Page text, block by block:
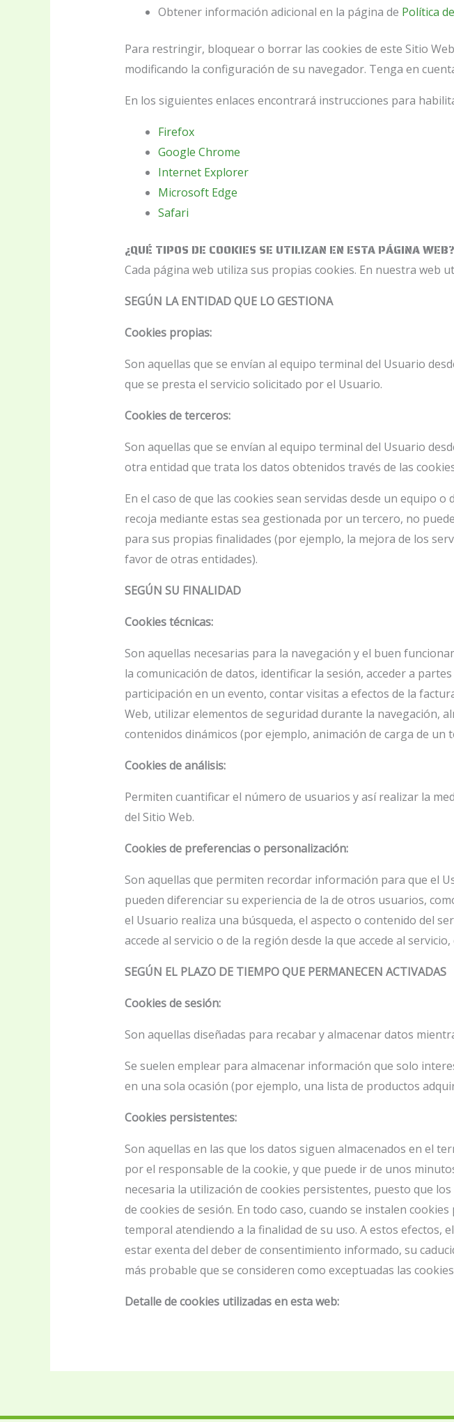
Obtener información adicional en la página de Política
Para restringir, bloquear o borrar las cookies de este Sitio
modificando la configuración de su navegador. Tenga en
En los siguientes enlaces encontrará instrucciones para
Firefox
Google Chrome
Internet Explorer
Microsoft Edge
Safari
¿QUÉ TIPOS DE COOKIES SE UTILIZAN EN ESTA PÁGINA WEB?
Cada página web utiliza sus propias cookies. En nuestra web
SEGÚN LA ENTIDAD QUE LO GESTIONA
Cookies propias:
Son aquellas que se envían al equipo terminal del Usuario
que se presta el servicio solicitado por el Usuario.
Cookies de terceros:
Son aquellas que se envían al equipo terminal del Usuario
otra entidad que trata los datos obtenidos través de las
En el caso de que las cookies sean servidas desde un
recoja mediante estas sea gestionada por un tercero, no
para sus propias finalidades (por ejemplo, la mejora de los
favor de otras entidades).
SEGÚN SU FINALIDAD
Cookies técnicas:
Son aquellas necesarias para la navegación y el buen
la comunicación de datos, identificar la sesión, acceder a
participación en un evento, contar visitas a efectos de la
Web, utilizar elementos de seguridad durante la navegación,
contenidos dinámicos (por ejemplo, animación de carga de un
Cookies de análisis:
Permiten cuantificar el número de usuarios y así realizar la
del Sitio Web.
Cookies de preferencias o personalización:
Son aquellas que permiten recordar información para que el
pueden diferenciar su experiencia de la de otros usuarios,
el Usuario realiza una búsqueda, el aspecto o contenido del
accede al servicio o de la región desde la que accede al servicio,
SEGÚN EL PLAZO DE TIEMPO QUE PERMANECEN ACTIVADAS
Cookies de sesión:
Son aquellas diseñadas para recabar y almacenar datos
Se suelen emplear para almacenar información que solo
en una sola ocasión (por ejemplo, una lista de productos
Cookies persistentes:
Son aquellas en las que los datos siguen almacenados en el
por el responsable de la cookie, y que puede ir de unos
necesaria la utilización de cookies persistentes, puesto que
de cookies de sesión. En todo caso, cuando se instalen
temporal atendiendo a la finalidad de su uso. A estos efectos,
estar exenta del deber de consentimiento informado, su
más probable que se consideren como exceptuadas las
Detalle de cookies utilizadas en esta web: